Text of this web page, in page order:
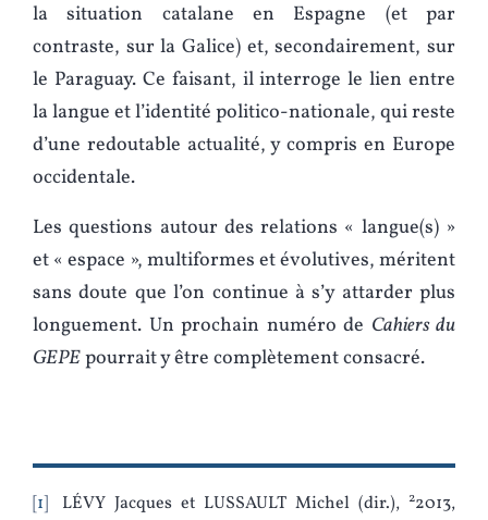
la situation catalane en Espagne (et par
contraste, sur la Galice) et, secondairement, sur
le Paraguay. Ce faisant, il interroge le lien entre
la langue et l’identité politico-nationale, qui reste
d’une redoutable actualité, y compris en Europe
occidentale.
Les questions autour des relations « langue(s) »
et « espace », multiformes et évolutives, méritent
sans doute que l’on continue à s’y attarder plus
longuement. Un prochain numéro de Cahiers du
GEPEpourrait y être complètement consacré.
1 LÉVY Jacques et LUSSAULT Michel (dir.), 22013,